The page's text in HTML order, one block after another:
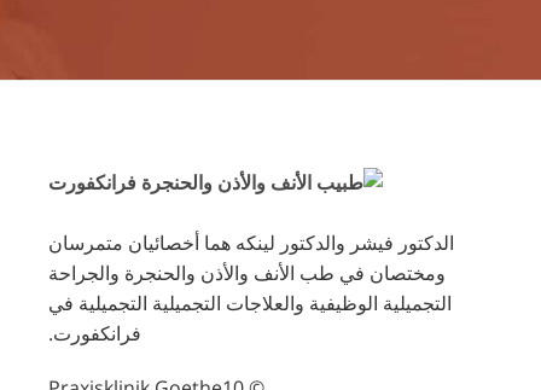
الدكتور فيشر والدكتور لينكه هما أخصائيان متمرسان
ومختصان في طب الأنف والأذن والحنجرة والجراحة
التجميلية الوظيفية والعلاجات التجميلية التجميلية في
فرانكفورت.